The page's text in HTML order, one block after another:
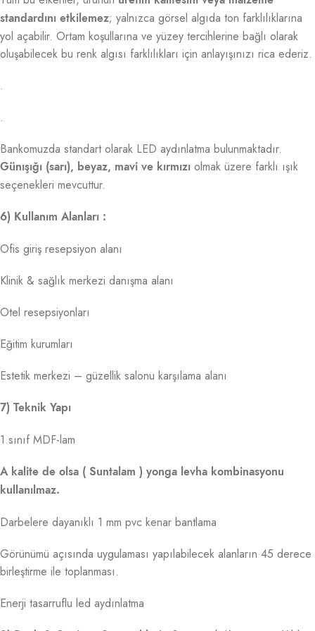
standardını etkilemez; yalnızca görsel algıda ton farklılıklarına
yol açabilir. Ortam koşullarına ve yüzey tercihlerine bağlı olarak
oluşabilecek bu renk algısı farklılıkları için anlayışınızı rica ederiz.
.
.
Bankomuzda standart olarak LED aydınlatma bulunmaktadır.
Günışığı (sarı), beyaz, mavi ve kırmızı olmak üzere farklı ışık
seçenekleri mevcuttur.
6) Kullanım Alanları :
Ofis giriş resepsiyon alanı
Klinik & sağlık merkezi danışma alanı
Otel resepsiyonları
Eğitim kurumları
Estetik merkezi – güzellik salonu karşılama alanı
7) Teknik Yapı
1.sınıf MDF-lam
A kalite de olsa ( Suntalam ) yonga levha kombinasyonu
kullanılmaz.
Darbelere dayanıklı 1 mm pvc kenar bantlama
Görünümü açısında uygulaması yapılabilecek alanların 45 derece
birleştirme ile toplanması.
Enerji tasarruflu led aydınlatma